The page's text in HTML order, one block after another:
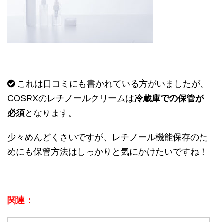
これは口コミにも書かれている方がいましたが、
COSRXのレチノールクリームは冷蔵庫での保管が
必須となります。
少々めんどくさいですが、レチノール機能保存のた
めにも保管方法はしっかりと気にかけたいですね！
関連：